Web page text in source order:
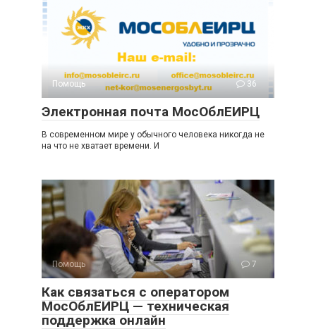
Помощь 36
Электронная почта МосОблЕИРЦ
В современном мире у обычного человека никогда не
на что не хватает времени. И
Помощь 7
Как связаться с оператором
МосОблЕИРЦ — техническая
поддержка онлайн